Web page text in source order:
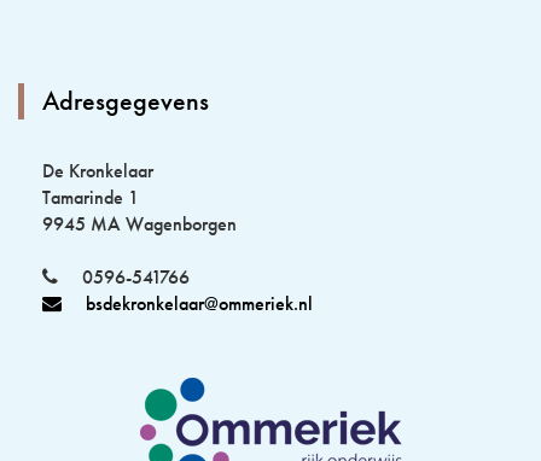
Adresgegevens
De Kronkelaar
Tamarinde 1
9945 MA Wagenborgen
0596-541766
bsdekronkelaar@ommeriek.nl